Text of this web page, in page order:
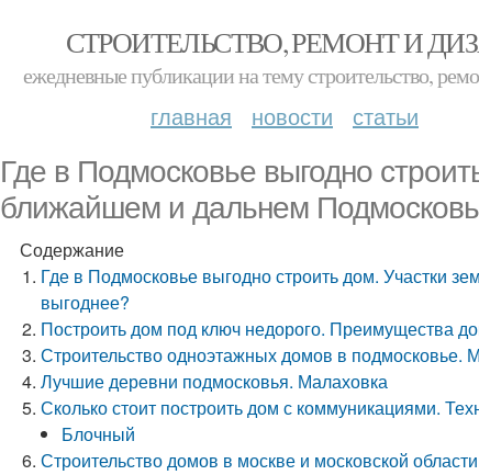
СТРОИТЕЛЬСТВО, РЕМОНТ И
ежедневные публикации на тему строительство,
главная новости статьи
Где в Подмосковье выгодно
ближайшем и дальнем
Содержание
Где в Подмосковье выгодно строить дом. Участки
выгоднее?
Построить дом под ключ недорого. Преимущества
Строительство одноэтажных домов в подмосковье.
Лучшие деревни подмосковья. Малаховка
Сколько стоит построить дом с коммуникациями.
Блочный
Строительство домов в москве и московской